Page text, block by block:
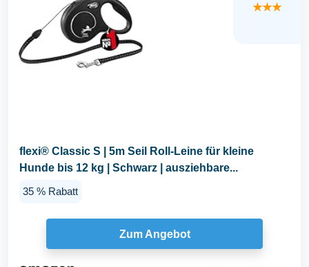
★★★
flexi® Classic S | 5m Seil Roll-Leine für kleine
Hunde bis 12 kg | Schwarz | ausziehbare...
35 % Rabatt
Zum Angebot